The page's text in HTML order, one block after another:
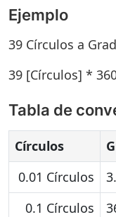
Ejemplo
39 Círculos a
39 [Círculos] *
Tabla de
Círculos
0.01 Círculos
0.1 Círculos